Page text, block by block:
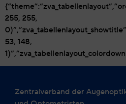
255, 255,
53, 148,
Zentralverband der